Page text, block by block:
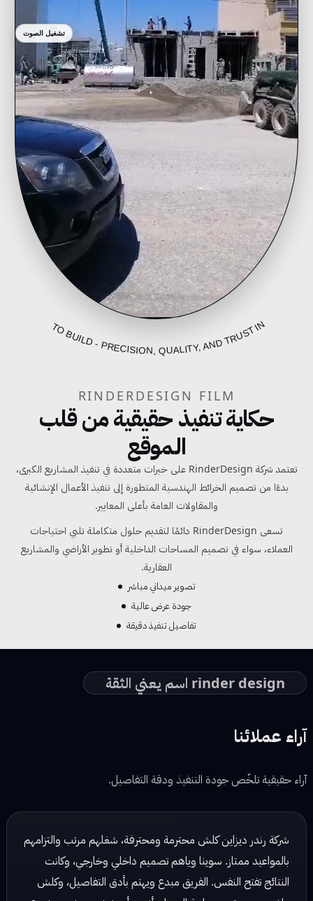
RINDERDESIGN FILM
حكاية تنفيذ حقيقية من قلب
الموقع
تعتمد شركة RinderDesign على خبرات متعددة في تنفيذ المشاريع الكبرى،
بدءًا من تصميم الخرائط الهندسية المتطورة إلى تنفيذ الأعمال الإنشائية
والمقاولات العامة بأعلى المعايير.
تسعى RinderDesign دائمًا لتقديم حلول متكاملة تلبي احتياجات
العملاء، سواء في تصميم المساحات الداخلية أو تطوير الأراضي والمشاريع
العقارية.
تصوير ميداني مباشر
جودة عرض عالية
تفاصيل تنفيذ دقيقة
تشغيل الصوت
FROM BLUEPRINT TO BUILD - PRECISION, QUALITY, AND TRUST IN EVERY PROJECT
rinder design اسم يعني الثقة
آراء عملائنا
آراء حقيقية تلخّص جودة التنفيذ ودقة التفاصيل.
شركة رندر ديزاين شغلهم مرتب وكلش احترافي، يهتمون بالتفاصيل
ويسلمون الشغل بالوقت المحدد. تعاملهم راقي والنتائج دائماً
ممتازة!